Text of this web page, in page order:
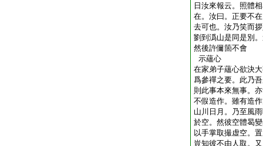
日汝來報云。照體
在。汝曰。正要不
去可也。汝乃笑而
劉到潙山是同是別
然後許儞箇不會
示蘊心
在家弟子蘊心欲決
爲參禪之要。此乃
則此事本來無事。
不假造作。雖有造
山川日月。乃至風
於空。然彼空體曷
以手掌取撮虚空。
豈知彼不由人取。